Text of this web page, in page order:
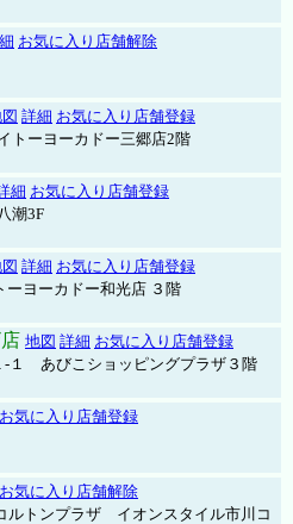
お気に入り店舗解除
詳細 お気に入り店舗登録
トーヨーカドー三郷店2階
細 お気に入り店舗登録
潮3F
詳細 お気に入り店舗登録
ーヨーカドー和光店 ３階
地図 詳細 お気に入り店舗登録
-１ あびこショッピングプラザ３階
お気に入り店舗登録
お気に入り店舗解除
トンプラザ イオンスタイル市川コ